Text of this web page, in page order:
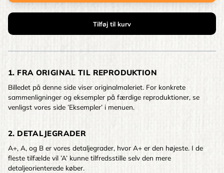
1. FRA ORIGINAL TIL REPRODUKTION
Billedet på denne side viser originalmaleriet. For konkrete
sammenligninger og eksempler på færdige reproduktioner, se
venligst vores side ’Eksempler’ i menuen.
2. DETALJEGRADER
A+, A, og B er vores detaljegrader, hvor A+ er den højeste. I de
fleste tilfælde vil ’A’ kunne tilfredsstille selv den mere
detaljeorienterede køber.